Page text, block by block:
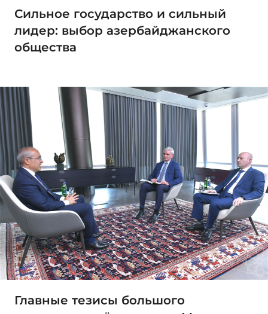
Сильное государство и сильный
лидер: выбор азербайджанского
общества
Главные тезисы большого